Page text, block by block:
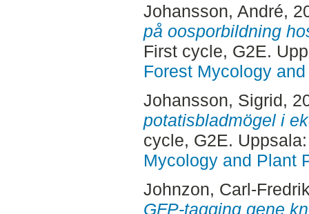
Johansson, André,
på oosporbildning
First cycle, G2E.
Forest Mycology
Johansson, Sigrid,
potatisbladmögel i
cycle, G2E.
Mycology and Plant
Johnzon, Carl-
GFP-tagging gene